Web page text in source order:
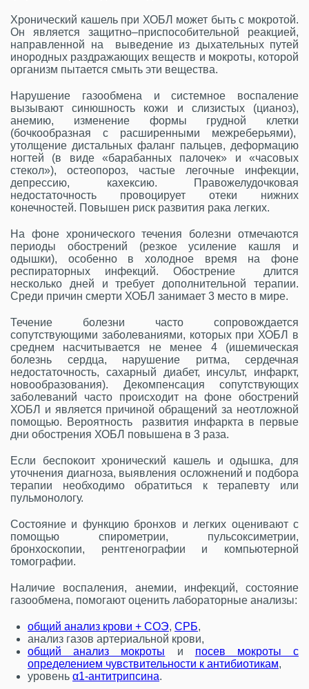
Хронический кашель при ХОБЛ может быть с мокротой.
Он является защитно–приспособительной реакцией,
направленной на выведение из дыхательных путей
инородных раздражающих веществ и мокроты, которой
организм пытается смыть эти вещества.
Нарушение газообмена и системное воспаление
вызывают синюшность кожи и слизистых (цианоз),
анемию, изменение формы грудной клетки
(бочкообразная с расширенными межреберьями),
утолщение дистальных фаланг пальцев, деформацию
ногтей (в виде «барабанных палочек» и «часовых
стекол»), остеопороз, частые легочные инфекции,
депрессию, кахексию. Правожелудочковая
недостаточность провоцирует отеки нижних
конечностей. Повышен риск развития рака легких.
На фоне хронического течения болезни отмечаются
периоды обострений (резкое усиление кашля и
одышки), особенно в холодное время на фоне
респираторных инфекций. Обострение длится
несколько дней и требует дополнительной терапии.
Среди причин смерти ХОБЛ занимает 3 место в мире.
Течение болезни часто сопровождается
сопутствующими заболеваниями, которых при ХОБЛ в
среднем насчитывается не менее 4 (ишемическая
болезнь сердца, нарушение ритма, сердечная
недостаточность, сахарный диабет, инсульт, инфаркт,
новообразования). Декомпенсация сопутствующих
заболеваний часто происходит на фоне обострений
ХОБЛ и является причиной обращений за неотложной
помощью. Вероятность развития инфаркта в первые
дни обострения ХОБЛ повышена в 3 раза.
Если беспокоит хронический кашель и одышка, для
уточнения диагноза, выявления осложнений и подбора
терапии необходимо обратиться к терапевту или
пульмонологу.
Состояние и функцию бронхов и легких оценивают с
помощью спирометрии, пульсоксиметрии,
бронхоскопии, рентгенографии и компьютерной
томографии.
Наличие воспаления, анемии, инфекций, состояние
газообмена, помогают оценить лабораторные анализы:
общий анализ крови + СОЭ, СРБ,
анализ газов артериальной крови,
общий анализ мокроты и посев мокроты с
определением чувствительности к антибиотикам,
уровень α1-антитрипсина.